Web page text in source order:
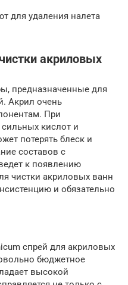
для удаления налета
акриловых
предназначенные для
Акрил очень
При
кислот и
потерять блеск и
составов с
к появлению
чистки акриловых ванн
и обязательно
спрей для акриловых
бюджетное
высокой